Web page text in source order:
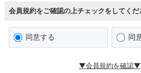
会員規約をご確認の上チェックをしてくだ
同意する 同
▼会員規約を確認▼